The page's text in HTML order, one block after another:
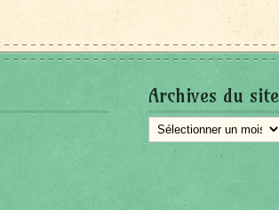
Archives du site
Archives
du